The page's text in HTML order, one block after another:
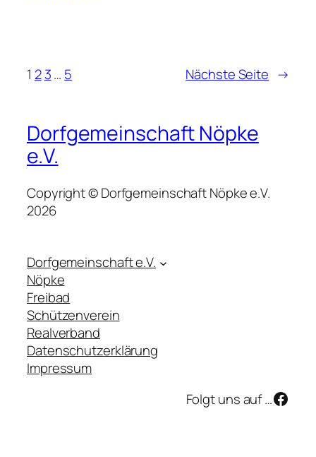
1 2 3… 5 Nächste Seite →
Dorfgemeinschaft Nöpke
e.V.
Copyright © Dorfgemeinschaft Nöpke e.V.
2026
Dorfgemeinschaft e.V.
Nöpke
Freibad
Schützenverein
Realverband
Datenschutzerklärung
Impressum
Folgt uns auf …